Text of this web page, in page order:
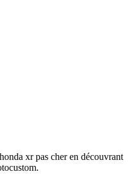
xr pas cher en découvrant